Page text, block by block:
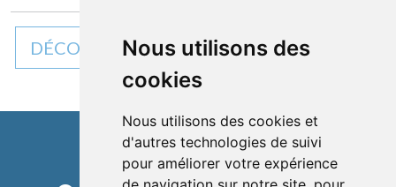
Nous utilisons des
cookies
Nous utilisons des cookies et
d'autres technologies de suivi
pour améliorer votre expérience
DÉCOUVREZ TOUTES NOS ACTUALITÉS
Cléon d'Andran